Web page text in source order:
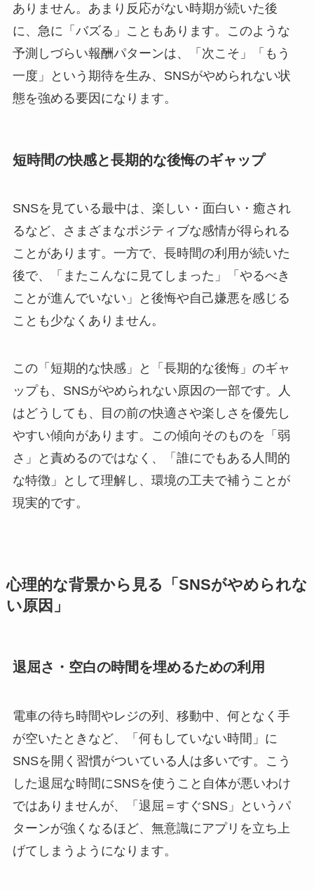
ありません。あまり反応がない時期が続いた後
に、急に「バズる」こともあります。このような
予測しづらい報酬パターンは、「次こそ」「もう
一度」という期待を生み、SNSがやめられない状
態を強める要因になります。
短時間の快感と長期的な後悔のギャップ
SNSを見ている最中は、楽しい・面白い・癒され
るなど、さまざまなポジティブな感情が得られる
ことがあります。一方で、長時間の利用が続いた
後で、「またこんなに見てしまった」「やるべき
ことが進んでいない」と後悔や自己嫌悪を感じる
ことも少なくありません。
この「短期的な快感」と「長期的な後悔」のギャ
ップも、SNSがやめられない原因の一部です。人
はどうしても、目の前の快適さや楽しさを優先し
やすい傾向があります。この傾向そのものを「弱
さ」と責めるのではなく、「誰にでもある人間的
な特徴」として理解し、環境の工夫で補うことが
現実的です。
心理的な背景から見る「SNSがやめられな
い原因」
退屈さ・空白の時間を埋めるための利用
電車の待ち時間やレジの列、移動中、何となく手
が空いたときなど、「何もしていない時間」に
SNSを開く習慣がついている人は多いです。こう
した退屈な時間にSNSを使うこと自体が悪いわけ
ではありませんが、「退屈＝すぐSNS」というパ
ターンが強くなるほど、無意識にアプリを立ち上
げてしまうようになります。